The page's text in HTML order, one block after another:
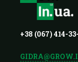
+38 (067) 414-